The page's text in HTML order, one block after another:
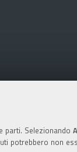
parti. Selezionando
potrebbero non